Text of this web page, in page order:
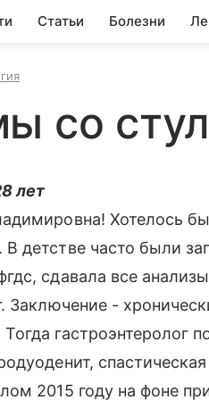
Статьи Болезни
со
лет
Хотелось
детстве часто были
сдавала все
Заключение -
гастроэнтеролог
2015 году на фоне